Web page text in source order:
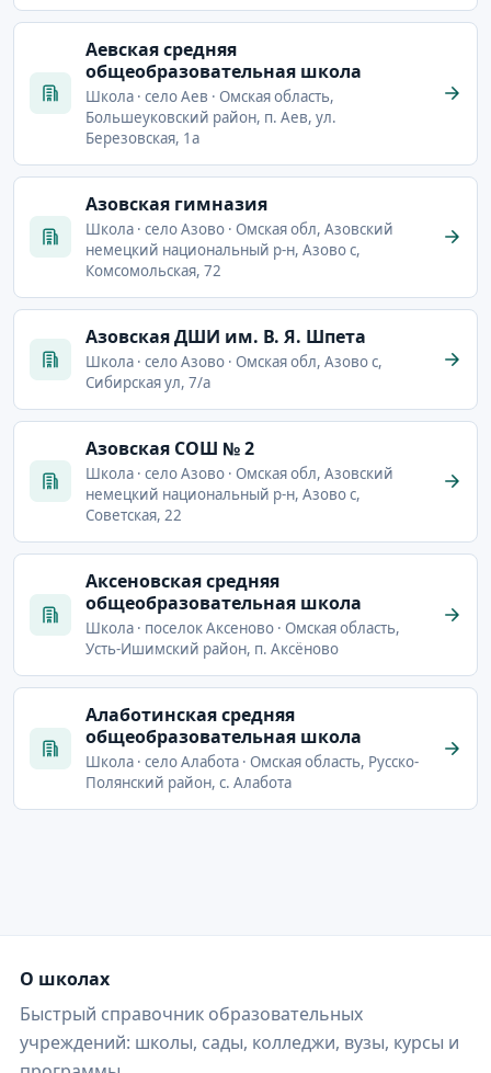
Аевская средняя
общеобразовательная школа
Школа · село Аев · Омская область,
Большеуковский район, п. Аев, ул.
Березовская, 1а
Азовская гимназия
Школа · село Азово · Омская обл, Азовский
немецкий национальный р-н, Азово с,
Комсомольская, 72
Азовская ДШИ им. В. Я. Шпета
Школа · село Азово · Омская обл, Азово с,
Сибирская ул, 7/а
Азовская СОШ № 2
Школа · село Азово · Омская обл, Азовский
немецкий национальный р-н, Азово с,
Советская, 22
Аксеновская средняя
общеобразовательная школа
Школа · поселок Аксеново · Омская область,
Усть-Ишимский район, п. Аксёново
Алаботинская средняя
общеобразовательная школа
Школа · село Алабота · Омская область, Русско-
Полянский район, с. Алабота
О школах
Быстрый справочник образовательных
учреждений: школы, сады, колледжи, вузы, курсы и